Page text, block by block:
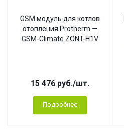
GSM модуль для котлов
отопления Protherm —
GSM-Climate ZONT-H1V
15 476 руб./шт.
Подробнее